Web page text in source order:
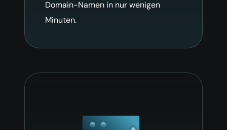
Domain-Namen in nur wenigen
Minuten.